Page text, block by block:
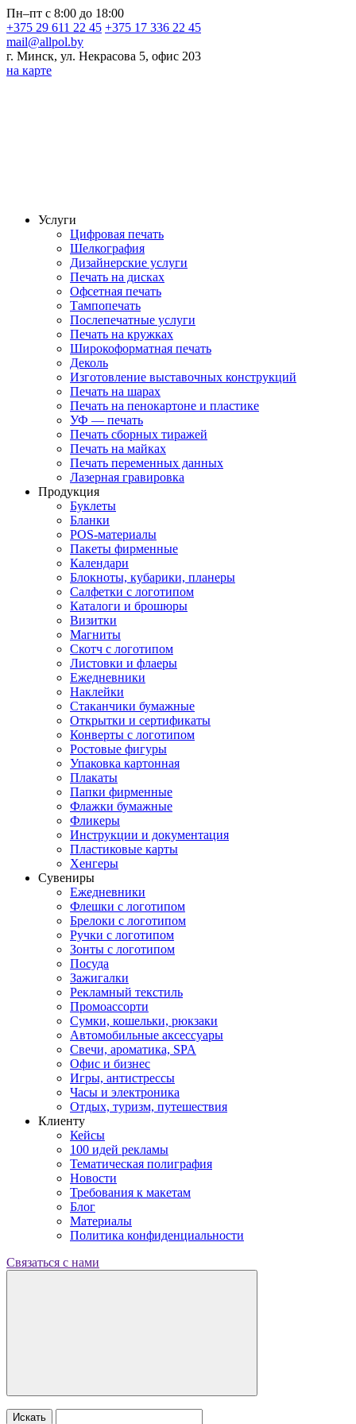
Пн–пт с 8:00 до 18:00
+375 29 611 22 45 +375 17 336 22 45
mail@allpol.by
г. Минск, ул. Некрасова 5, офис 203
на карте
Услуги
Цифровая печать
Шелкография
Дизайнерские услуги
Печать на дисках
Офсетная печать
Тампопечать
Послепечатные услуги
Печать на кружках
Широкоформатная печать
Деколь
Изготовление выставочных конструкций
Печать на шарах
Печать на пенокартоне и пластике
УФ — печать
Печать сборных тиражей
Печать на майках
Печать переменных данных
Лазерная гравировка
Продукция
Буклеты
Бланки
POS-материалы
Пакеты фирменные
Календари
Блокноты, кубарики, планеры
Салфетки с логотипом
Каталоги и брошюры
Визитки
Магниты
Скотч с логотипом
Листовки и флаеры
Ежедневники
Наклейки
Стаканчики бумажные
Открытки и сертификаты
Конверты с логотипом
Ростовые фигуры
Упаковка картонная
Плакаты
Папки фирменные
Флажки бумажные
Фликеры
Инструкции и документация
Пластиковые карты
Хенгеры
Сувениры
Ежедневники
Флешки с логотипом
Брелоки с логотипом
Ручки с логотипом
Зонты с логотипом
Посуда
Зажигалки
Рекламный текстиль
Промоассорти
Сумки, кошельки, рюкзаки
Автомобильные аксессуары
Свечи, ароматика, SPA
Офис и бизнес
Игры, антистрессы
Часы и электроника
Отдых, туризм, путешествия
Клиенту
Кейсы
100 идей рекламы
Тематическая полиграфия
Новости
Требования к макетам
Блог
Материалы
Политика конфиденциальности
Связаться с нами
Искать